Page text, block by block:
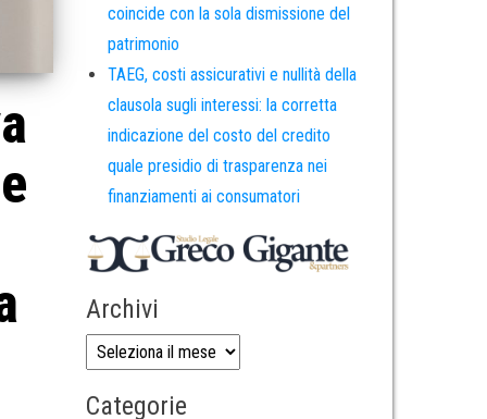
coincide con la sola dismissione del
patrimonio
TAEG, costi assicurativi e nullità della
clausola sugli interessi: la corretta
indicazione del costo del credito
quale presidio di trasparenza nei
finanziamenti ai consumatori
Archivi
Categorie